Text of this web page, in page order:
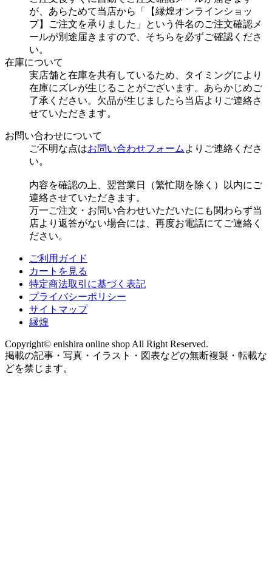
が、あらためて当店から「【縁煌オンラインショッ
プ】ご注文を承りました」という件名のご注文確認メ
ールが別途届きますので、そちらを必ずご確認くださ
い。
在庫について
実店舗と在庫を共有しているため、タイミングにより
在庫にズレが生じることがございます。あらかじめご
了承ください。欠品が生じましたら当店よりご連絡さ
せていただきます。
お問い合わせについて
ご不明な点はお問い合わせフォームよりご連絡くださ
い。
内容を確認の上、翌営業日（繁忙期を除く）以内にご
連絡させていただきます。
万一ご注文・お問い合わせいただいたにも関わらず当
店より返答がない場合には、再度お電話にてご連絡く
ださい。
ご利用ガイド
カートを見る
特定商法取引に基づく表記
プライバシーポリシー
サイトマップ
縁煌
Copyright© enishira online shop All Right Reserved.
掲載の記事・写真・イラスト・図表などの無断複製・転載な
どを禁じます。